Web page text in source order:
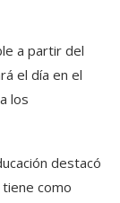
a partir del
el día en el
los
destacó
como